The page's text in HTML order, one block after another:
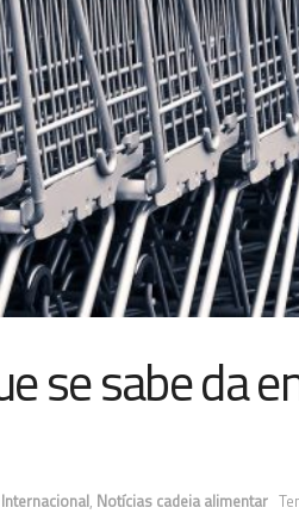
se sabe da
Internacional, Notícias cadeia alimentar